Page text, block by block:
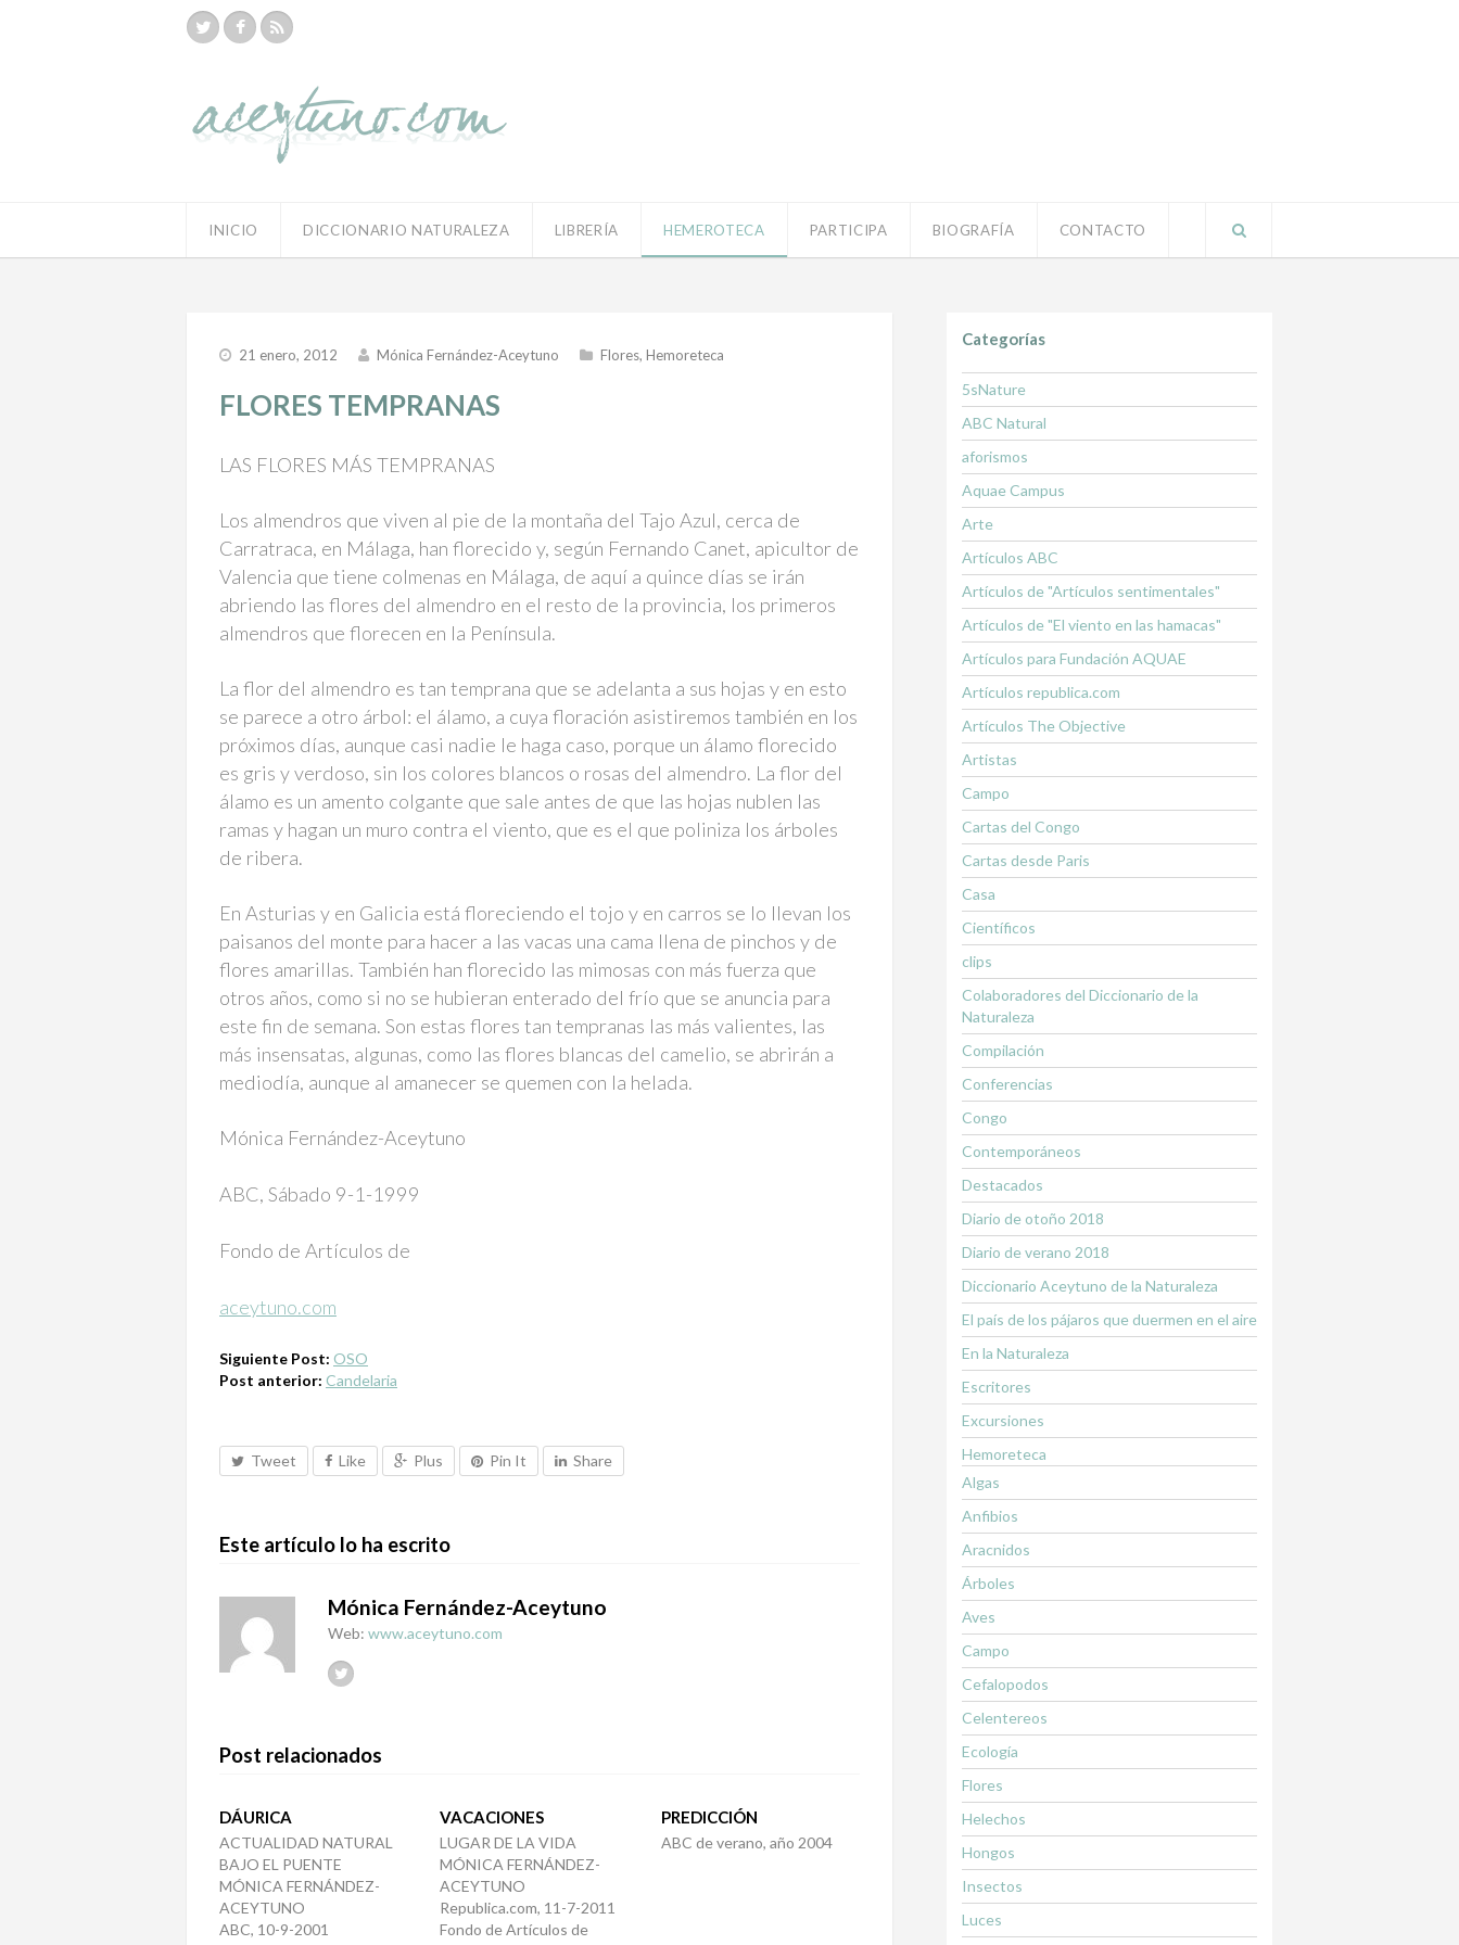
INICIO DICCIONARIO NATURALEZA LIBRERÍA HEMEROTECA PARTICIPA BIOGRAFÍA CONTACTO
21 enero, 2012 Mónica Fernández-Aceytuno Flores, Hemoreteca
FLORES TEMPRANAS
LAS FLORES MÁS TEMPRANAS
Los almendros que viven al pie de la montaña del Tajo Azul, cerca de
Carratraca, en Málaga, han florecido y, según Fernando Canet, apicultor de
Valencia que tiene colmenas en Málaga, de aquí a quince días se irán
abriendo las flores del almendro en el resto de la provincia, los primeros
almendros que florecen en la Península.
La flor del almendro es tan temprana que se adelanta a sus hojas y en esto
se parece a otro árbol: el álamo, a cuya floración asistiremos también en los
próximos días, aunque casi nadie le haga caso, porque un álamo florecido
es gris y verdoso, sin los colores blancos o rosas del almendro. La flor del
álamo es un amento colgante que sale antes de que las hojas nublen las
ramas y hagan un muro contra el viento, que es el que poliniza los árboles
de ribera.
En Asturias y en Galicia está floreciendo el tojo y en carros se lo llevan los
paisanos del monte para hacer a las vacas una cama llena de pinchos y de
flores amarillas. También han florecido las mimosas con más fuerza que
otros años, como si no se hubieran enterado del frío que se anuncia para
este fin de semana. Son estas flores tan tempranas las más valientes, las
más insensatas, algunas, como las flores blancas del camelio, se abrirán a
mediodía, aunque al amanecer se quemen con la helada.
Mónica Fernández-Aceytuno
ABC, Sábado 9-1-1999
Fondo de Artículos de
aceytuno.com
Siguiente Post: OSO
Post anterior: Candelaria
Tweet Like Plus Pin It Share
Este artículo lo ha escrito
Mónica Fernández-Aceytuno
Web: www.aceytuno.com
Post relacionados
DÁURICA
ACTUALIDAD NATURAL
BAJO EL PUENTE
MÓNICA FERNÁNDEZ-
ACEYTUNO
ABC, 10-9-2001
VACACIONES
LUGAR DE LA VIDA
MÓNICA FERNÁNDEZ-
ACEYTUNO
Republica.com, 11-7-2011
Fondo de Artículos de
PREDICCIÓN
ABC de verano, año 2004
Categorías
5sNature
ABC Natural
aforismos
Aquae Campus
Arte
Artículos ABC
Artículos de "Artículos sentimentales"
Artículos de "El viento en las hamacas"
Artículos para Fundación AQUAE
Artículos republica.com
Artículos The Objective
Artistas
Campo
Cartas del Congo
Cartas desde Paris
Casa
Científicos
clips
Colaboradores del Diccionario de la
Naturaleza
Compilación
Conferencias
Congo
Contemporáneos
Destacados
Diario de otoño 2018
Diario de verano 2018
Diccionario Aceytuno de la Naturaleza
El país de los pájaros que duermen en el aire
En la Naturaleza
Escritores
Excursiones
Hemoreteca
Algas
Anfibios
Aracnidos
Árboles
Aves
Campo
Cefalopodos
Celentereos
Ecología
Flores
Helechos
Hongos
Insectos
Luces